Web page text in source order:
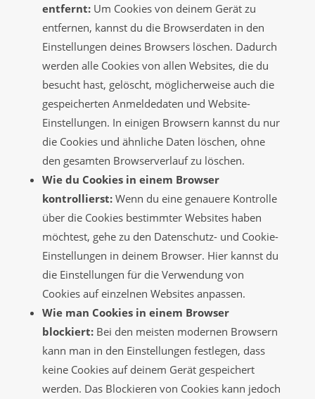
entfernt:Um Cookies von deinem Gerät zu
entfernen, kannst du die Browserdaten in den
Einstellungen deines Browsers löschen. Dadurch
werden alle Cookies von allen Websites, die du
besucht hast, gelöscht, möglicherweise auch die
gespeicherten Anmeldedaten und Website-
Einstellungen. In einigen Browsern kannst du nur
die Cookies und ähnliche Daten löschen, ohne
den gesamten Browserverlauf zu löschen.
Wie du Cookies in einem Browser
kontrollierst:Wenn du eine genauere Kontrolle
über die Cookies bestimmter Websites haben
möchtest, gehe zu den Datenschutz- und Cookie-
Einstellungen in deinem Browser. Hier kannst du
die Einstellungen für die Verwendung von
Cookies auf einzelnen Websites anpassen.
Wie man Cookies in einem Browser
blockiert:Bei den meisten modernen Browsern
kann man in den Einstellungen festlegen, dass
keine Cookies auf deinem Gerät gespeichert
werden. Das Blockieren von Cookies kann jedoch